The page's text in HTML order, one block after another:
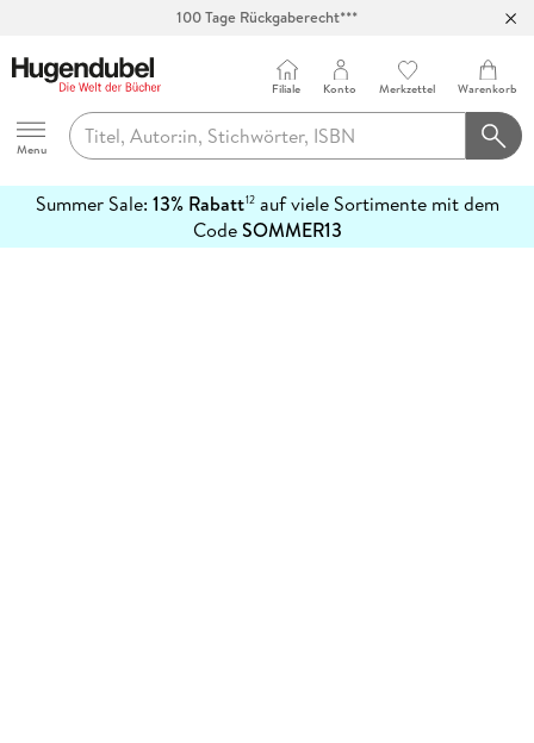
100 Tage Rückgaberecht***
Hugendubel
Menu
Filiale Konto Merkzettel Warenkorb
Summer Sale: 13% Rabatt12auf viele Sortimente mit dem
CodeSOMMER13
erfahren